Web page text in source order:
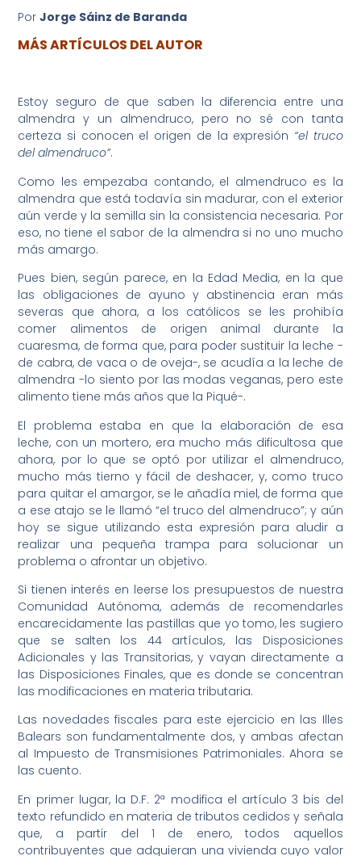
PorJorge Sáinz de Baranda
MÁS ARTÍCULOS DEL AUTOR
Estoy seguro de que saben la diferencia entre una
almendra y un almendruco, pero no sé con tanta
certeza si conocen el origen de la expresión “el truco
del almendruco”.
Como les empezaba contando, el almendruco es la
almendra que está todavía sin madurar, con el exterior
aún verde y la semilla sin la consistencia necesaria. Por
eso, no tiene el sabor de la almendra si no uno mucho
más amargo.
Pues bien, según parece, en la Edad Media, en la que
las obligaciones de ayuno y abstinencia eran más
severas que ahora, a los católicos se les prohibía
comer alimentos de origen animal durante la
cuaresma, de forma que, para poder sustituir la leche -
de cabra, de vaca o de oveja-, se acudía a la leche de
almendra -lo siento por las modas veganas, pero este
alimento tiene más años que la Piqué-.
El problema estaba en que la elaboración de esa
leche, con un mortero, era mucho más dificultosa que
ahora, por lo que se optó por utilizar el almendruco,
mucho más tierno y fácil de deshacer, y, como truco
para quitar el amargor, se le añadía miel, de forma que
a ese atajo se le llamó “el truco del almendruco”; y aún
hoy se sigue utilizando esta expresión para aludir a
realizar una pequeña trampa para solucionar un
problema o afrontar un objetivo.
Si tienen interés en leerse los presupuestos de nuestra
Comunidad Autónoma, además de recomendarles
encarecidamente las pastillas que yo tomo, les sugiero
que se salten los 44 artículos, las Disposiciones
Adicionales y las Transitorias, y vayan directamente a
las Disposiciones Finales, que es donde se concentran
las modificaciones en materia tributaria.
Las novedades fiscales para este ejercicio en las Illes
Balears son fundamentalmente dos, y ambas afectan
al Impuesto de Transmisiones Patrimoniales. Ahora se
las cuento.
En primer lugar, la D.F. 2ª modifica el artículo 3 bis del
texto refundido en materia de tributos cedidos y señala
que, a partir del 1 de enero, todos aquellos
contribuyentes que adquieran una vivienda cuyo valor